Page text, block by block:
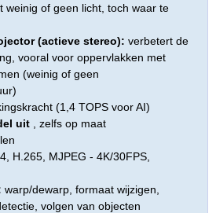
weinig of geen licht, toch waar te
(actieve stereo): verbetert de
vooral voor oppervlakken met
(weinig of geen
(1,4 TOPS voor AI)
uit
, zelfs op maat
H.265, MJPEG - 4K/30FPS,
warp/dewarp, formaat wijzigen,
volgen van objecten